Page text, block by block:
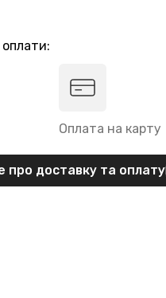
Оплата на карту
про доставку та оплату